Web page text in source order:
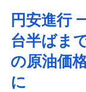
円安進行
台半ばま
の原油価
に